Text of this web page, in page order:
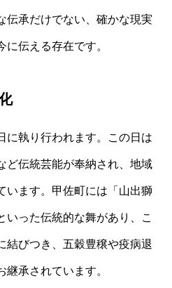
伝承だけでない、確かな現実
に伝える存在です。
に執り行われます。この日は
ど伝統芸能が奉納され、地域
います。甲佐町には「山出獅
いった伝統的な舞があり、こ
結びつき、五穀豊穣や疫病退
承されています。